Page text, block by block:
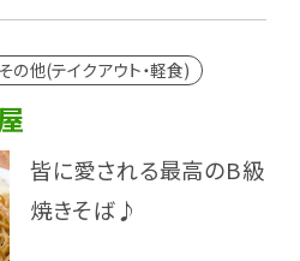
その他(テイクアウト・軽食)
皆に愛される最高のB級
焼きそば♪